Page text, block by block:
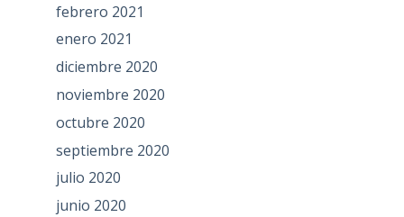
febrero 2021
enero 2021
diciembre 2020
noviembre 2020
octubre 2020
septiembre 2020
julio 2020
junio 2020